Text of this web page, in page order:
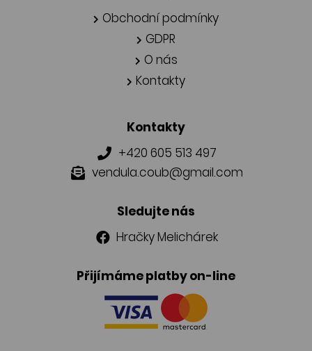
Obchodní podmínky
GDPR
O nás
Kontakty
Kontakty
+420 605 513 497
vendula.coub@gmail.com
Sledujte nás
Hračky Melichárek
Přijímáme platby on-line